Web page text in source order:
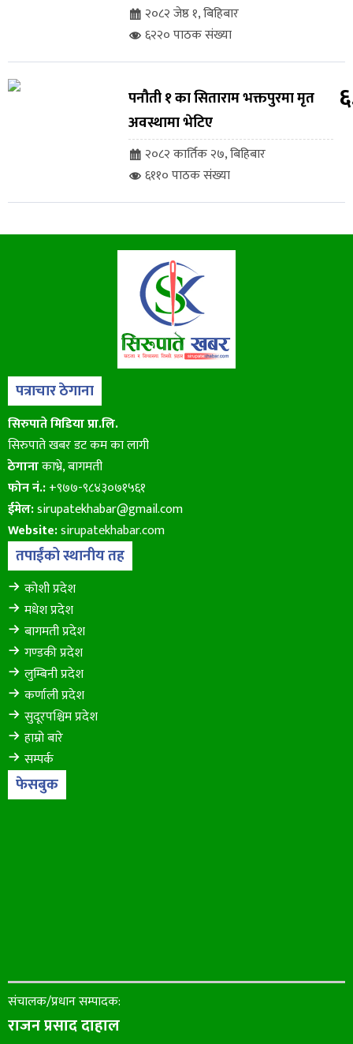
२०८२ जेष्ठ १, बिहिबार
६२२० पाठक संख्या
पनौती १ का सिताराम भक्तपुरमा मृत
अवस्थामा भेटिए
२०८२ कार्तिक २७, बिहिबार
६११० पाठक संख्या
पत्राचार ठेगाना
सिरुपाते मिडिया प्रा.लि.
सिरुपाते खबर डट कम का लागी
ठेगानाकाभ्रे, बागमती
फोन नं.:+९७७-९८४३०७१५६१
ईमेल:sirupatekhabar@gmail.com
Website:sirupatekhabar.com
तपाईंको स्थानीय तह
कोशी प्रदेश
मधेश प्रदेश
बागमती प्रदेश
गण्डकी प्रदेश
लुम्बिनी प्रदेश
कर्णाली प्रदेश
सुदूरपश्चिम प्रदेश
हाम्रो बारे
सम्पर्क
फेसबुक
संचालक/प्रधान सम्पादक:
राजन प्रसाद दाहाल